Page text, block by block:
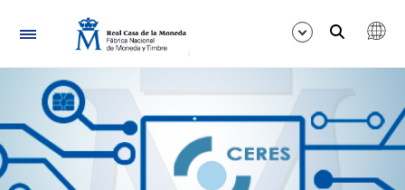
Navegación
Mostrar/Ocultar
Mostrar/Ocultar